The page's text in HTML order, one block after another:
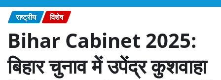
राष्ट्रीय विशेष
Bihar Cabinet 2025:
बिहार चुनाव में उपेंद्र कुशवाहा